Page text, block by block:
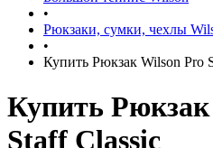
•
Рюкзаки, сумки, чехлы
•
Купить Рюкзак Wilson Pro
Купить
Staff Classic